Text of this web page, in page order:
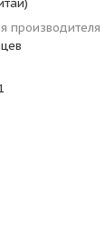
производителя